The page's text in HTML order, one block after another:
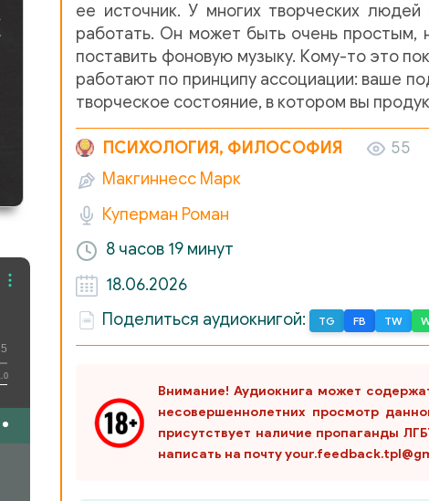
ее источник. У многих творческих
работать. Он может быть очень
поставить фоновую музыку. Кому-то это
работают по принципу ассоциации: ваше
творческое состояние, в котором вы
ПСИХОЛОГИЯ, ФИЛОСОФИЯ
55
Макгиннесс Марк
Куперман Роман
8 часов 19 минут
18.06.2026
Поделиться аудиокнигой:
TG FB TW
Внимание! Аудиокнига может
несовершеннолетних просмотр
присутствует наличие пропаганды
написать на почту